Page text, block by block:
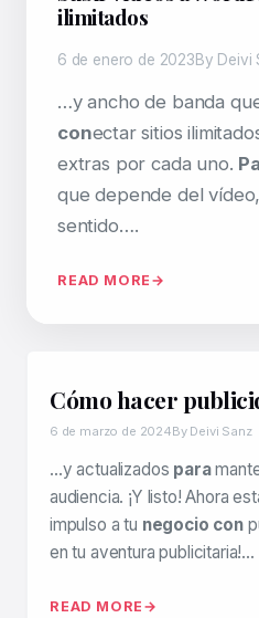
ilimitados
6 de enero de 2023By Deivi
…y ancho de banda
conectar sitios
extras por cada uno.
que depende del
sentido….
READ MORE
Cómo hacer
6 de marzo de 2024By Deivi Sanz
…y actualizados para
audiencia. ¡Y listo! Ahora
impulso a tu negocio con
en tu aventura publicitaria!…
READ MORE